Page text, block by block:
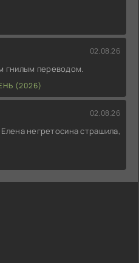
02.08.26
гнилым переводом.
(2026)
02.08.26
негретосина страшила,